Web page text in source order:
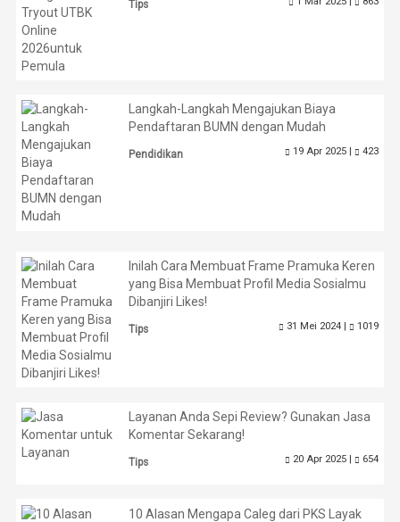
Tips
Langkah-Langkah Mengajukan Biaya
Pendaftaran BUMN dengan Mudah
Pendidikan 19 Apr 2025 | 423
Inilah Cara Membuat Frame Pramuka Keren
yang Bisa Membuat Profil Media Sosialmu
Dibanjiri Likes!
Tips 31 Mei 2024 | 1019
Layanan Anda Sepi Review? Gunakan Jasa
Komentar Sekarang!
Tips 20 Apr 2025 | 654
10 Alasan Mengapa Caleg dari PKS Layak